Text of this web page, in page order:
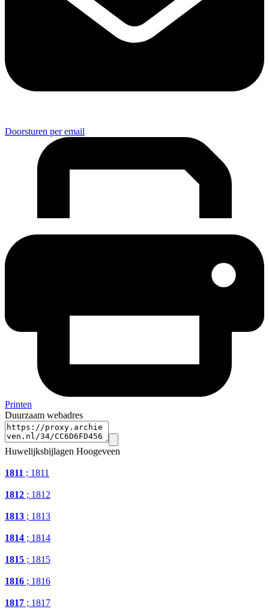
Doorsturen per email
Printen
Duurzaam webadres
Huwelijksbijlagen Hoogeveen
1811 ; 1811
1812 ; 1812
1813 ; 1813
1814 ; 1814
1815 ; 1815
1816 ; 1816
1817 ; 1817